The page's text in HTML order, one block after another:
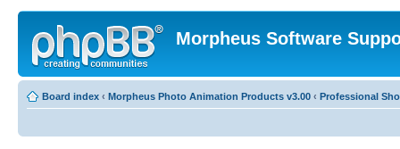
Morpheus Software
Board index ‹ Morpheus Photo Animation Products v3.00 ‹ Professional